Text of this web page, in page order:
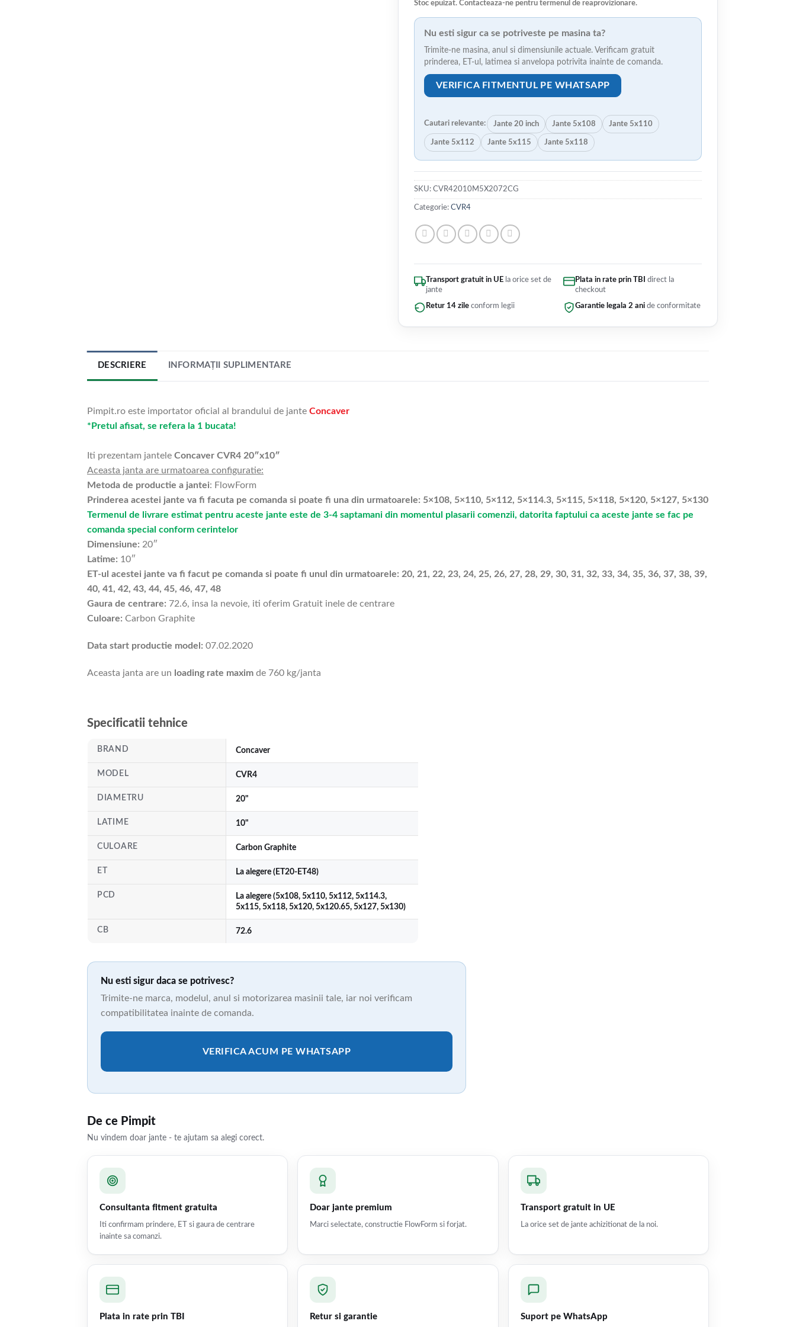
Stoc epuizat. Contacteaza-ne pentru termenul de reaprovizionare.
Nu esti sigur ca se potriveste pe masina ta?
Trimite-ne masina, anul si dimensiunile actuale. Verificam gratuit
prinderea, ET-ul, latimea si anvelopa potrivita inainte de comanda.
VERIFICA FITMENTUL PE WHATSAPP
Cautari relevante: Jante 20 inch Jante 5x108 Jante 5x110
Jante 5x112 Jante 5x115 Jante 5x118
SKU: CVR42010M5X2072CG
Categorie: CVR4
Transport gratuit in UE la orice set de
jante
Plata in rate prin TBI
direct la
checkout
Retur 14 zile conform legii Garantie legala 2 ani de conformitate
DESCRIERE INFORMAȚII SUPLIMENTARE
Pimpit.ro este importator oficial al brandului de jante Concaver
*Pretul afisat, se refera la 1 bucata!
Iti prezentam jantele Concaver CVR4 20″x10″
Aceasta janta are urmatoarea configuratie:
Metoda de productie a jantei: FlowForm
Prinderea acestei jante va fi facuta pe comanda si poate fi una din urmatoarele: 5×108, 5×110, 5×112, 5×114.3, 5×115, 5×118, 5×120, 5×127, 5×130
Termenul de livrare estimat pentru aceste jante este de 3-4 saptamani din momentul plasarii comenzii, datorita faptului ca aceste jante se fac pe
comanda special conform cerintelor
Dimensiune: 20″
Latime: 10″
ET-ul acestei jante va fi facut pe comanda si poate fi unul din urmatoarele: 20, 21, 22, 23, 24, 25, 26, 27, 28, 29, 30, 31, 32, 33, 34, 35, 36, 37, 38, 39,
40, 41, 42, 43, 44, 45, 46, 47, 48
Gaura de centrare: 72.6, insa la nevoie, iti oferim Gratuit inele de centrare
Culoare: Carbon Graphite
Data start productie model: 07.02.2020
Aceasta janta are un loading rate maxim de 760 kg/janta
Specificatii tehnice
BRAND Concaver
MODEL CVR4
DIAMETRU 20"
LATIME 10"
CULOARE Carbon Graphite
ET La alegere (ET20-ET48)
PCD
La alegere (5x108, 5x110, 5x112, 5x114.3,
5x115, 5x118, 5x120, 5x120.65, 5x127, 5x130)
CB 72.6
Nu esti sigur daca se potrivesc?
Trimite-ne marca, modelul, anul si motorizarea masinii tale, iar noi verificam
compatibilitatea inainte de comanda.
VERIFICA ACUM PE WHATSAPP
De ce Pimpit
Nu vindem doar jante - te ajutam sa alegi corect.
Consultanta fitment gratuita
Iti confirmam prindere, ET si gaura de centrare
inainte sa comanzi.
Doar jante premium
Marci selectate, constructie FlowForm si forjat.
Transport gratuit in UE
La orice set de jante achizitionat de la noi.
Plata in rate prin TBI Retur si garantie Suport pe WhatsApp